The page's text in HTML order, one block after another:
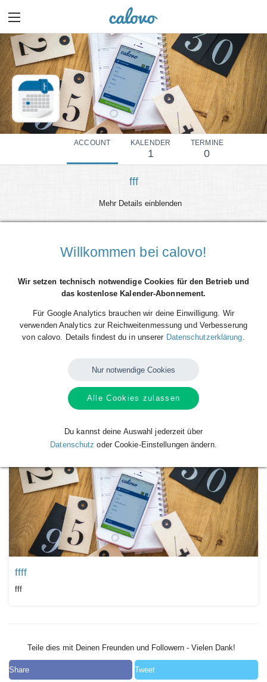
ACCOUNT KALENDER
1
TERMINE
0
fff
Mehr Details einblenden
VerfügbareKalendervon
ffff
fff
Teile dies mit Deinen Freunden und Followern - Vielen Dank!
Share Tweet
Willkommen bei calovo!
Wir setzen technisch notwendige Cookies für den Betrieb und
das kostenlose Kalender-Abonnement.
Für Google Analytics brauchen wir deine Einwilligung. Wir
verwenden Analytics zur Reichweitenmessung und Verbesserung
von calovo. Details findest du in unserer Datenschutzerklärung
Nur notwendige Cookies
Alle Cookies zulassen
Du kannst deine Auswahl jederzeit über
Datenschutz oder Cookie-Einstellungen ändern.